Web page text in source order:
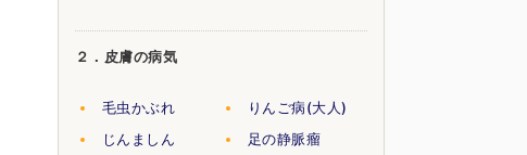
２．皮膚の病気
毛虫かぶれ
じんましん
りんご病(大人)
足の静脈瘤